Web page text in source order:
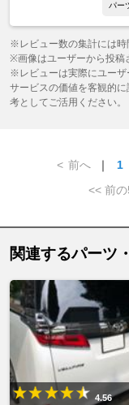
パー
※レビュー数の集計には時
※画像はユーザーから投稿
※レビューは実際にユーザ
サービスの価値を客観的
考としてご活用ください。
< 前へ ｜ 1
<< 前
関連するパーツ
4.56